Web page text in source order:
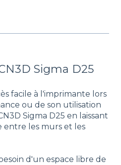
Sigma D25
facile à l'imprimante lors
ou de son utilisation
Sigma D25 en laissant
entre les murs et les
d'un espace libre de